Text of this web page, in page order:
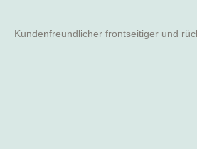
Kundenfreundlicher frontseitiger und